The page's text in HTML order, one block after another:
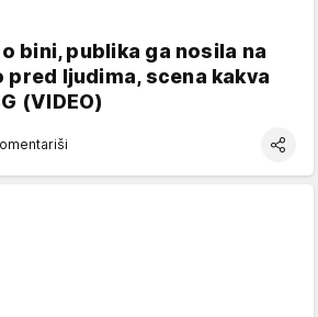
bini, publika ga nosila na
pred ljudima, scena kakva
(VIDEO)